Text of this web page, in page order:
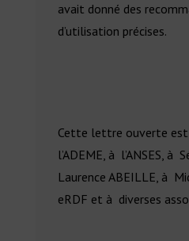
avait donné des
d’utilisation précises.
Cette lettre ouverte est
l’ADEME, à l’ANSES, à
Laurence ABEILLE, à
eRDF et à diverses